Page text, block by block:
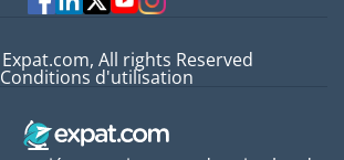
All rights Reserved
Conditions d'utilisation